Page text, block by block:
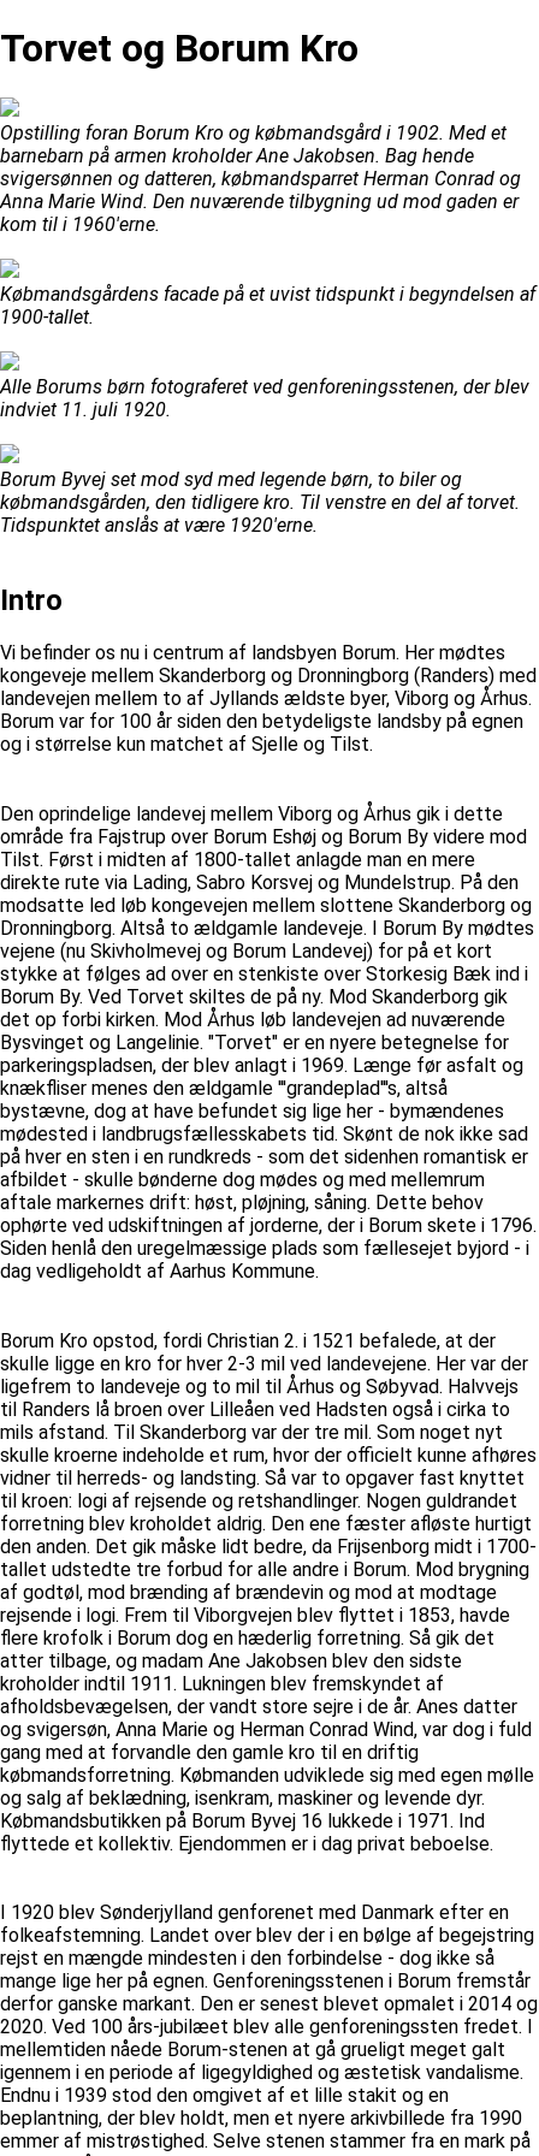
Torvet og Borum Kro
Opstilling foran Borum Kro og købmandsgård i 1902. Med et
barnebarn på armen kroholder Ane Jakobsen. Bag hende
svigersønnen og datteren, købmandsparret Herman Conrad og
Anna Marie Wind. Den nuværende tilbygning ud mod gaden er
kom til i 1960'erne.
Købmandsgårdens facade på et uvist tidspunkt i begyndelsen af
1900-tallet.
Alle Borums børn fotograferet ved genforeningsstenen, der blev
indviet 11. juli 1920.
Borum Byvej set mod syd med legende børn, to biler og
købmandsgården, den tidligere kro. Til venstre en del af torvet.
Tidspunktet anslås at være 1920'erne.
Intro
Vi befinder os nu i centrum af landsbyen Borum. Her mødtes
kongeveje mellem Skanderborg og Dronningborg (Randers) med
landevejen mellem to af Jyllands ældste byer, Viborg og Århus.
Borum var for 100 år siden den betydeligste landsby på egnen
og i størrelse kun matchet af Sjelle og Tilst.
Den oprindelige landevej mellem Viborg og Århus gik i dette
område fra Fajstrup over Borum Eshøj og Borum By videre mod
Tilst. Først i midten af 1800-tallet anlagde man en mere
direkte rute via Lading, Sabro Korsvej og Mundelstrup. På den
modsatte led løb kongevejen mellem slottene Skanderborg og
Dronningborg. Altså to ældgamle landeveje. I Borum By mødtes
vejene (nu Skivholmevej og Borum Landevej) for på et kort
stykke at følges ad over en stenkiste over Storkesig Bæk ind i
Borum By. Ved Torvet skiltes de på ny. Mod Skanderborg gik
det op forbi kirken. Mod Århus løb landevejen ad nuværende
Bysvinget og Langelinie. "Torvet" er en nyere betegnelse for
parkeringspladsen, der blev anlagt i 1969. Længe før asfalt og
knækfliser menes den ældgamle '''grandeplad'''s, altså
bystævne, dog at have befundet sig lige her - bymændenes
mødested i landbrugsfællesskabets tid. Skønt de nok ikke sad
på hver en sten i en rundkreds - som det sidenhen romantisk er
afbildet - skulle bønderne dog mødes og med mellemrum
aftale markernes drift: høst, pløjning, såning. Dette behov
ophørte ved udskiftningen af jorderne, der i Borum skete i 1796.
Siden henlå den uregelmæssige plads som fællesejet byjord - i
dag vedligeholdt af Aarhus Kommune.
Borum Kro opstod, fordi Christian 2. i 1521 befalede, at der
skulle ligge en kro for hver 2-3 mil ved landevejene. Her var der
ligefrem to landeveje og to mil til Århus og Søbyvad. Halvvejs
til Randers lå broen over Lilleåen ved Hadsten også i cirka to
mils afstand. Til Skanderborg var der tre mil. Som noget nyt
skulle kroerne indeholde et rum, hvor der officielt kunne afhøres
vidner til herreds- og landsting. Så var to opgaver fast knyttet
til kroen: logi af rejsende og retshandlinger. Nogen guldrandet
forretning blev kroholdet aldrig. Den ene fæster afløste hurtigt
den anden. Det gik måske lidt bedre, da Frijsenborg midt i 1700-
tallet udstedte tre forbud for alle andre i Borum. Mod brygning
af godtøl, mod brænding af brændevin og mod at modtage
rejsende i logi. Frem til Viborgvejen blev flyttet i 1853, havde
flere krofolk i Borum dog en hæderlig forretning. Så gik det
atter tilbage, og madam Ane Jakobsen blev den sidste
kroholder indtil 1911. Lukningen blev fremskyndet af
afholdsbevægelsen, der vandt store sejre i de år. Anes datter
og svigersøn, Anna Marie og Herman Conrad Wind, var dog i fuld
gang med at forvandle den gamle kro til en driftig
købmandsforretning. Købmanden udviklede sig med egen mølle
og salg af beklædning, isenkram, maskiner og levende dyr.
Købmandsbutikken på Borum Byvej 16 lukkede i 1971. Ind
flyttede et kollektiv. Ejendommen er i dag privat beboelse.
I 1920 blev Sønderjylland genforenet med Danmark efter en
folkeafstemning. Landet over blev der i en bølge af begejstring
rejst en mængde mindesten i den forbindelse - dog ikke så
mange lige her på egnen. Genforeningsstenen i Borum fremstår
derfor ganske markant. Den er senest blevet opmalet i 2014 og
2020. Ved 100 års-jubilæet blev alle genforeningssten fredet. I
mellemtiden nåede Borum-stenen at gå grueligt meget galt
igennem i en periode af ligegyldighed og æstetisk vandalisme.
Endnu i 1939 stod den omgivet af et lille stakit og en
beplantning, der blev holdt, men et nyere arkivbillede fra 1990
emmer af mistrøstighed. Selve stenen stammer fra en mark på